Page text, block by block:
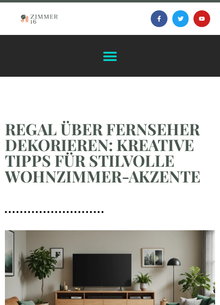
REGAL ÜBER FERNSEHER
DEKORIEREN: KREATIVE
TIPPS FÜR STILVOLLE
WOHNZIMMER-AKZENTE